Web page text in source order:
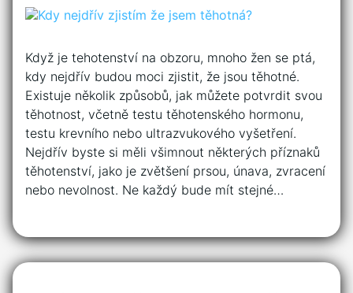
Když je tehotenství na obzoru, mnoho žen se ptá,
kdy nejdřív budou moci zjistit, že jsou těhotné.
Existuje několik způsobů, jak můžete potvrdit svou
těhotnost, včetně testu těhotenského hormonu,
testu krevního nebo ultrazvukového vyšetření.
Nejdřív byste si měli všimnout některých příznaků
těhotenství, jako je zvětšení prsou, únava, zvracení
nebo nevolnost. Ne každý bude mít stejné…